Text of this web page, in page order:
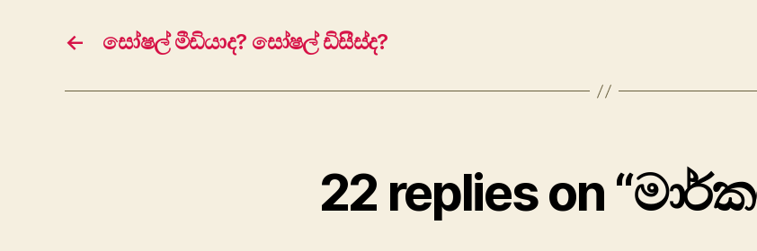
← සෝෂල් මීඩියාද? සෝෂල් ඩිසීස්ද?
22 replies on